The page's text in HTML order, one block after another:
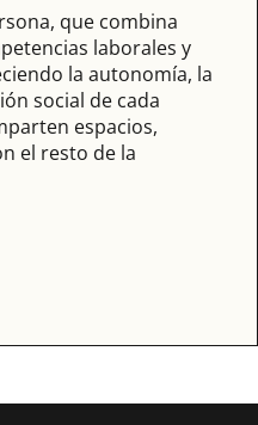
que combina
laborales y
la autonomía, la
social de cada
espacios,
el resto de la